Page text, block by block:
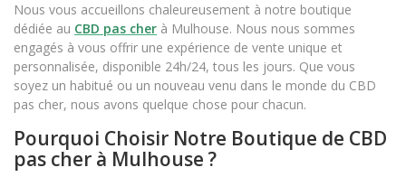
Nous vous accueillons chaleureusement à notre boutique
dédiée au CBD pas cher à Mulhouse. Nous nous sommes
engagés à vous offrir une expérience de vente unique et
personnalisée, disponible 24h/24, tous les jours. Que vous
soyez un habitué ou un nouveau venu dans le monde du CBD
pas cher, nous avons quelque chose pour chacun.
Pourquoi Choisir Notre Boutique de CBD
pas cher à Mulhouse ?